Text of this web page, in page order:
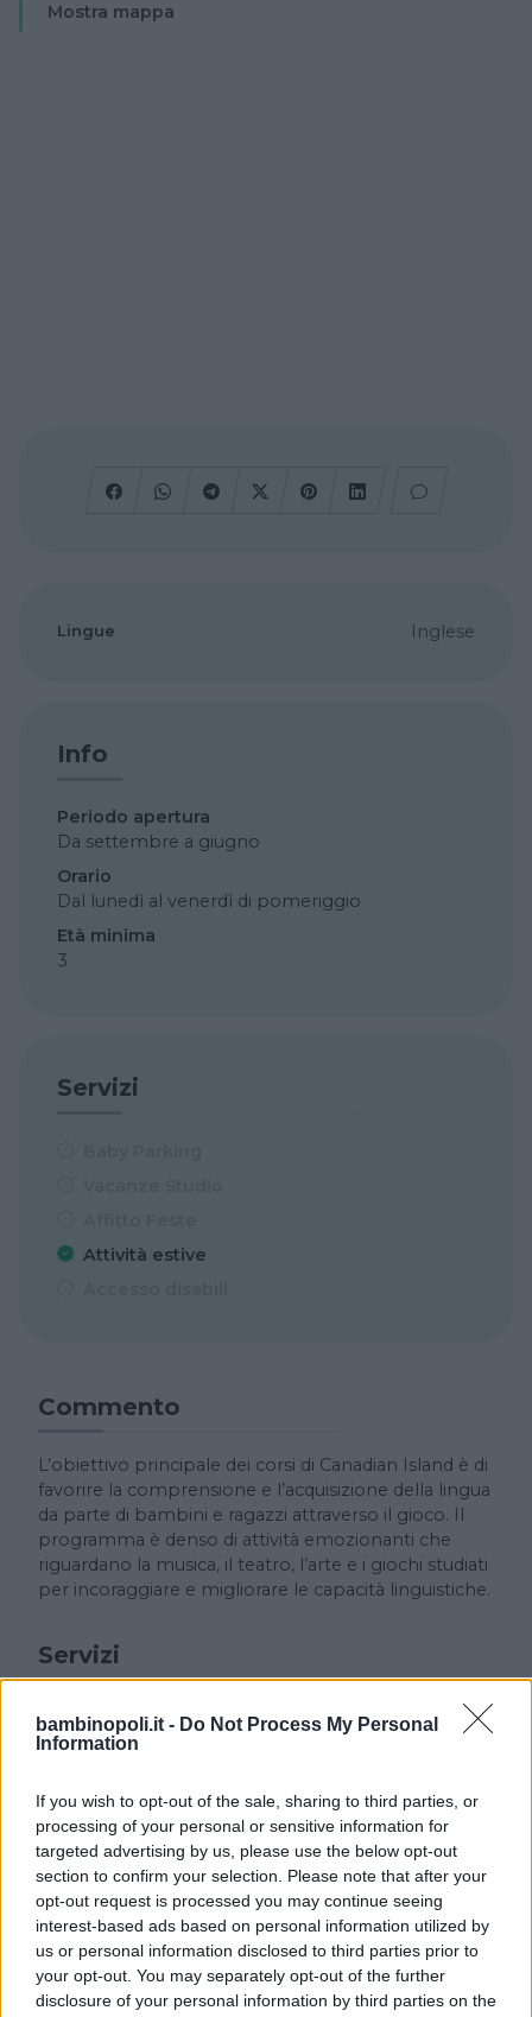
bambinopoli.it - Do Not Process My Personal
Information
If you wish to opt-out of the sale, sharing to third parties, or
processing of your personal or sensitive information for
targeted advertising by us, please use the below opt-out
section to confirm your selection. Please note that after your
opt-out request is processed you may continue seeing
interest-based ads based on personal information utilized by
us or personal information disclosed to third parties prior to
your opt-out. You may separately opt-out of the further
disclosure of your personal information by third parties on the
Mostra mappa
Lingue Inglese
Info
Periodo apertura
Da settembre a giugno
Orario
Dal lunedì al venerdì di pomeriggio
Età minima
3
Servizi
Attività estive
Commento
L’obiettivo principale dei corsi di Canadian Island è di
favorire la comprensione e l’acquisizione della lingua
da parte di bambini e ragazzi attraverso il gioco. Il
programma è denso di attività emozionanti che
riguardano la musica, il teatro, l’arte e i giochi studiati
per incoraggiare e migliorare le capacità linguistiche.
Servizi
Centri estivi e Kindergarten.
Cerca altre strutture